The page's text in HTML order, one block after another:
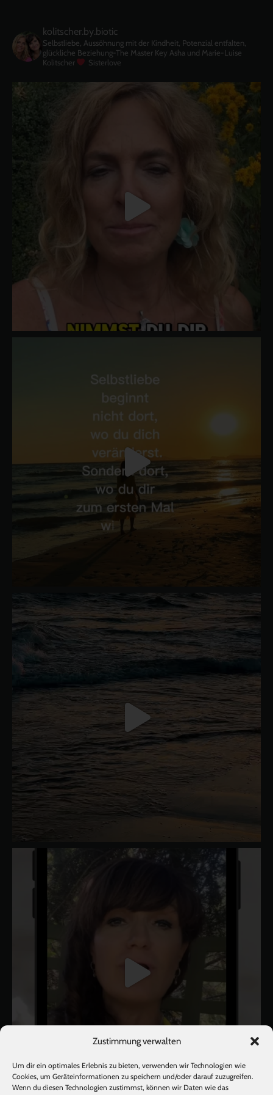
Zustimmung verwalten
Um dir ein optimales Erlebnis zu bieten, verwenden wir Technologien wie
Cookies, um Geräteinformationen zu speichern und/oder darauf zuzugreifen.
Wenn du diesen Technologien zustimmst, können wir Daten wie das
kolitscher.by.biotic
Selbstliebe, Aussöhnung mit der Kindheit, Potenzial entfalten,
glückliche Beziehung-The Master Key Asha und Marie-Luise
Kolitscher
Sisterlove